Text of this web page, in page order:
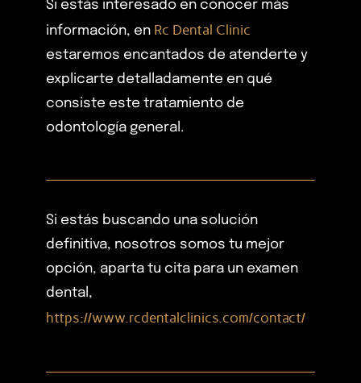
Si estás interesado en conocer más
información, en Rc Dental Clinic
estaremos encantados de atenderte y
explicarte detalladamente en qué
consiste este tratamiento de
odontología general.
Si estás buscando una solución
definitiva, nosotros somos tu mejor
opción, aparta tu cita para un examen
dental,
https://www.rcdentalclinics.com/contact/